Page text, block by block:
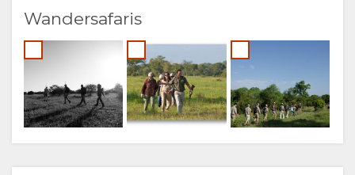
Wandersafaris